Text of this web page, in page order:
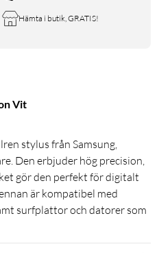
Hämta i butik, GRATIS!
Vit
stylus från Samsung,
Den erbjuder hög precision,
gör den perfekt för digitalt
är kompatibel med
surfplattor och datorer som